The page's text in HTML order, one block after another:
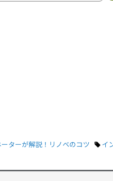
ターが解説！リノベのコツ イ